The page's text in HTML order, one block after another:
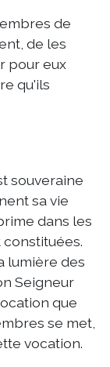
de
de les
pour eux
qu'ils
souveraine
sa vie
dans les
lumière des
Seigneur
que
se met,
vocation.